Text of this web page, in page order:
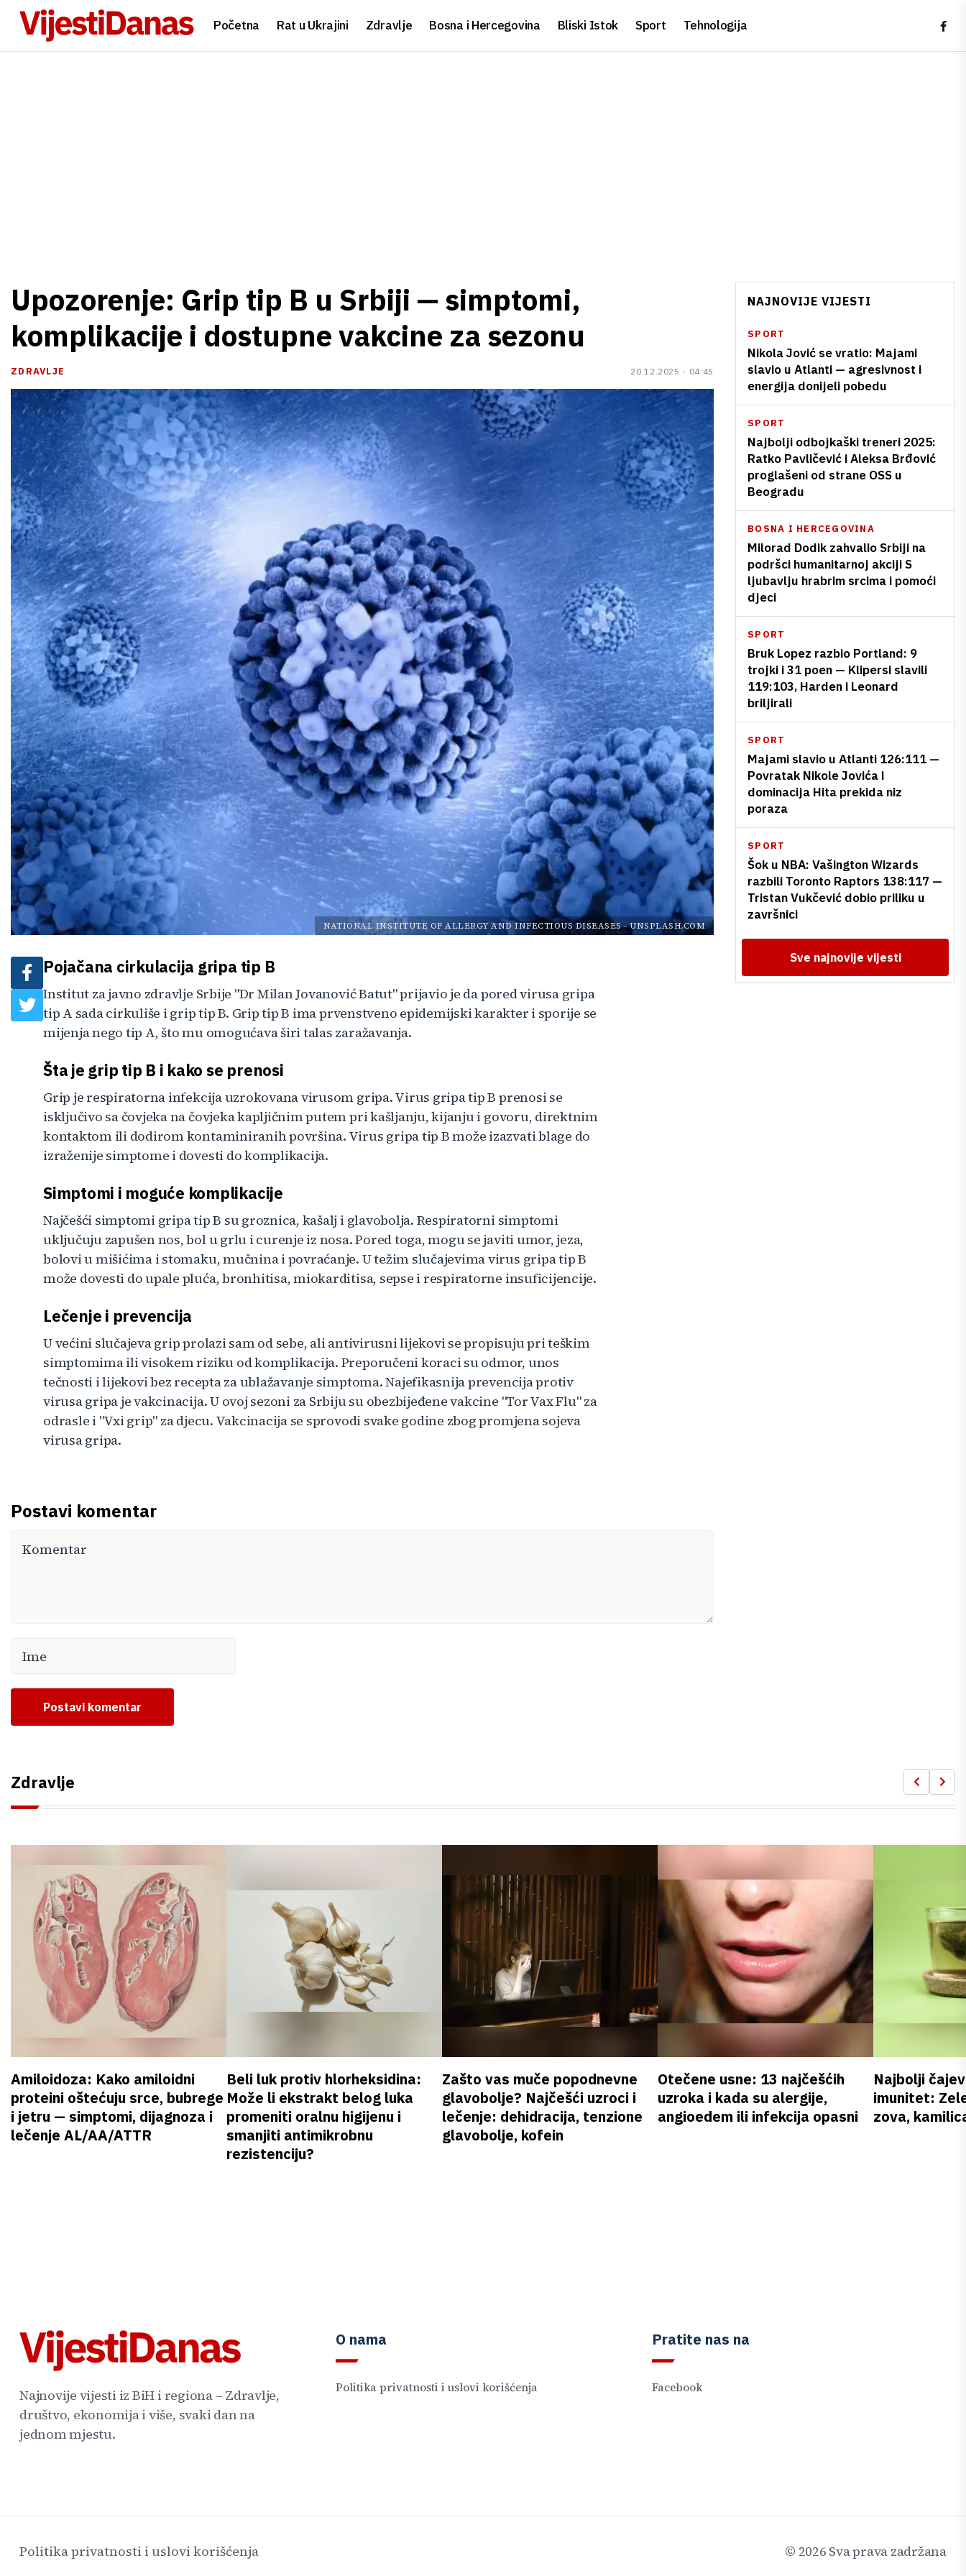
Početna Rat u Ukrajini Zdravlje Bosna i Hercegovina Bliski Istok Sport Tehnologija
Upozorenje: Grip tip B u Srbiji — simptomi,
komplikacije i dostupne vakcine za sezonu
ZDRAVLJE 20.12.2025 - 04:45
NATIONAL INSTITUTE OF ALLERGY AND INFECTIOUS DISEASES-UNSPLASH.COM
Pojačana cirkulacija gripa tip B
Institut za javno zdravlje Srbije "Dr Milan Jovanović Batut" prijavio je da pored virusa gripa
tip A sada cirkuliše i grip tip B. Grip tip B ima prvenstveno epidemijski karakter i sporije se
mijenja nego tip A, što mu omogućava širi talas zaražavanja.
Šta je grip tip B i kako se prenosi
Grip je respiratorna infekcija uzrokovana virusom gripa. Virus gripa tip B prenosi se
isključivo sa čovjeka na čovjeka kapljičnim putem pri kašljanju, kijanju i govoru, direktnim
kontaktom ili dodirom kontaminiranih površina. Virus gripa tip B može izazvati blage do
izraženije simptome i dovesti do komplikacija.
Simptomi i moguće komplikacije
Najčešći simptomi gripa tip B su groznica, kašalj i glavobolja. Respiratorni simptomi
uključuju zapušen nos, bol u grlu i curenje iz nosa. Pored toga, mogu se javiti umor, jeza,
bolovi u mišićima i stomaku, mučnina i povraćanje. U težim slučajevima virus gripa tip B
može dovesti do upale pluća, bronhitisa, miokarditisa, sepse i respiratorne insuficijencije.
Lečenje i prevencija
U većini slučajeva grip prolazi sam od sebe, ali antivirusni lijekovi se propisuju pri teškim
simptomima ili visokem riziku od komplikacija. Preporučeni koraci su odmor, unos
tečnosti i lijekovi bez recepta za ublažavanje simptoma. Najefikasnija prevencija protiv
virusa gripa je vakcinacija. U ovoj sezoni za Srbiju su obezbijeđene vakcine "Tor Vax Flu" za
odrasle i "Vxi grip" za djecu. Vakcinacija se sprovodi svake godine zbog promjena sojeva
virusa gripa.
Postavi komentar
Postavi komentar
NAJNOVIJE VIJESTI
SPORT
Nikola Jović se vratio: Majami
slavio u Atlanti — agresivnost i
energija donijeli pobedu
SPORT
Najbolji odbojkaški treneri 2025:
Ratko Pavličević i Aleksa Brđović
proglašeni od strane OSS u
Beogradu
BOSNA I HERCEGOVINA
Milorad Dodik zahvalio Srbiji na
podršci humanitarnoj akciji S
ljubavlju hrabrim srcima i pomoći
djeci
SPORT
Bruk Lopez razbio Portland: 9
trojki i 31 poen — Klipersi slavili
119:103, Harden i Leonard
briljirali
SPORT
Majami slavio u Atlanti 126:111 —
Povratak Nikole Jovića i
dominacija Hita prekida niz
poraza
SPORT
Šok u NBA: Vašington Wizards
razbili Toronto Raptors 138:117 —
Tristan Vukčević dobio priliku u
završnici
Sve najnovije vijesti
Zdravlje
Amiloidoza: Kako amiloidni
proteini oštećuju srce, bubrege
i jetru — simptomi, dijagnoza i
lečenje AL/AA/ATTR
Beli luk protiv hlorheksidina:
Može li ekstrakt belog luka
promeniti oralnu higijenu i
smanjiti antimikrobnu
rezistenciju?
Zašto vas muče popodnevne
glavobolje? Najčešći uzroci i
lečenje: dehidracija, tenzione
glavobolje, kofein
Otečene usne: 13 najčešćih
uzroka i kada su alergije,
angioedem ili infekcija opasni
Najbolji
imunitet:
zova,
Najnovije vijesti iz BiH i regiona – Zdravlje,
društvo, ekonomija i više, svaki dan na
jednom mjestu.
O nama
Politika privatnosti i uslovi korišćenja
Pratite nas na
Facebook
Politika privatnosti i uslovi korišćenja © 2026 Sva prava zadržana